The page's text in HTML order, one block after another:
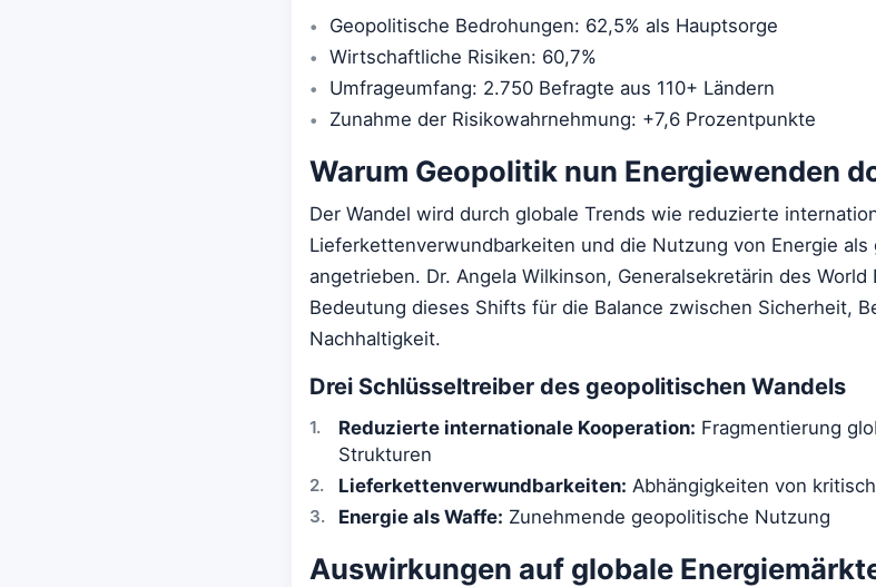
Geopolitische Bedrohungen: 62,5% als Hauptsorge
Wirtschaftliche Risiken: 60,7%
Umfrageumfang: 2.750 Befragte aus 110+ Ländern
Zunahme der Risikowahrnehmung: +7,6 Prozentpunkte
Warum Geopolitik nun Energiewenden
Der Wandel wird durch globale Trends wie reduzierte
Lieferkettenverwundbarkeiten und die Nutzung von Energie als
angetrieben. Dr. Angela Wilkinson, Generalsekretärin des
Bedeutung dieses Shifts für die Balance zwischen Sicherheit,
Nachhaltigkeit.
Drei Schlüsseltreiber des geopolitischen Wandels
Reduzierte internationale Kooperation: Fragmentierung
Strukturen
Lieferkettenverwundbarkeiten: Abhängigkeiten von
Energie als Waffe: Zunehmende geopolitische Nutzung
Auswirkungen auf globale